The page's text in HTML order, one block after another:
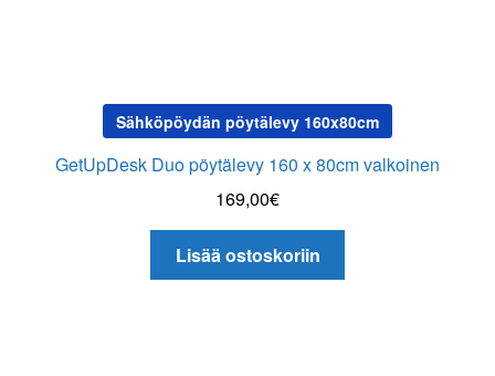
Sähköpöydän pöytälevy 160x80cm
GetUpDesk Duo pöytälevy 160 x 80cm valkoinen
169,00€
Lisää ostoskoriin